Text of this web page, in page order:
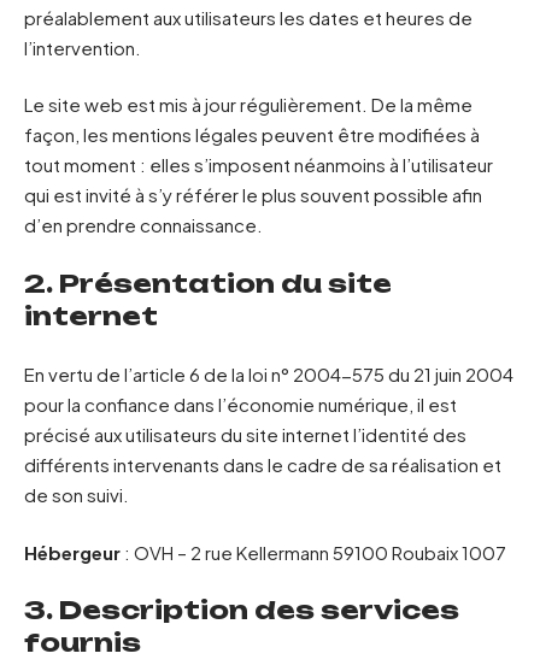
préalablement aux utilisateurs les dates et heures de
l’intervention.
Le site web est mis à jour régulièrement. De la même
façon, les mentions légales peuvent être modifiées à
tout moment : elles s’imposent néanmoins à l’utilisateur
qui est invité à s’y référer le plus souvent possible afin
d’en prendre connaissance.
2. Présentation du site
internet
En vertu de l’article 6 de la loi n° 2004-575 du 21 juin 2004
pour la confiance dans l’économie numérique, il est
précisé aux utilisateurs du site internet l’identité des
différents intervenants dans le cadre de sa réalisation et
de son suivi.
Hébergeur : OVH – 2 rue Kellermann 59100 Roubaix 1007
3. Description des services
fournis